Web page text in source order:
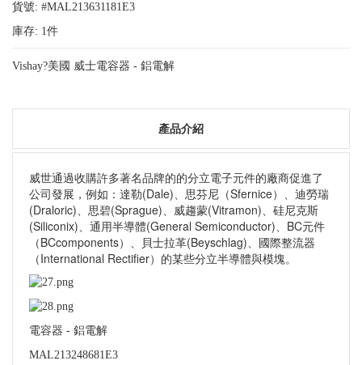
貨號: #MAL213631181E3
庫存: 1件
Vishay?美國 威士電容器 - 鋁電解
產品介紹
威世通過收購許多著名品牌的的分立電子元件的廠商促進了
公司發展，例如：達勒(Dale)、思芬尼（Sfernice）、迪勞瑞
(Draloric)、思碧(Sprague)、威趨蒙(Vitramon)、硅尼克斯
(Siliconix)、通用半導體(General Semiconductor)、BC元件
（BCcomponents）、貝士拉革(Beyschlag)、國際整流器
（International Rectifier）的某些分立半導體與模塊。
電容器 - 鋁電解
MAL213248681E3